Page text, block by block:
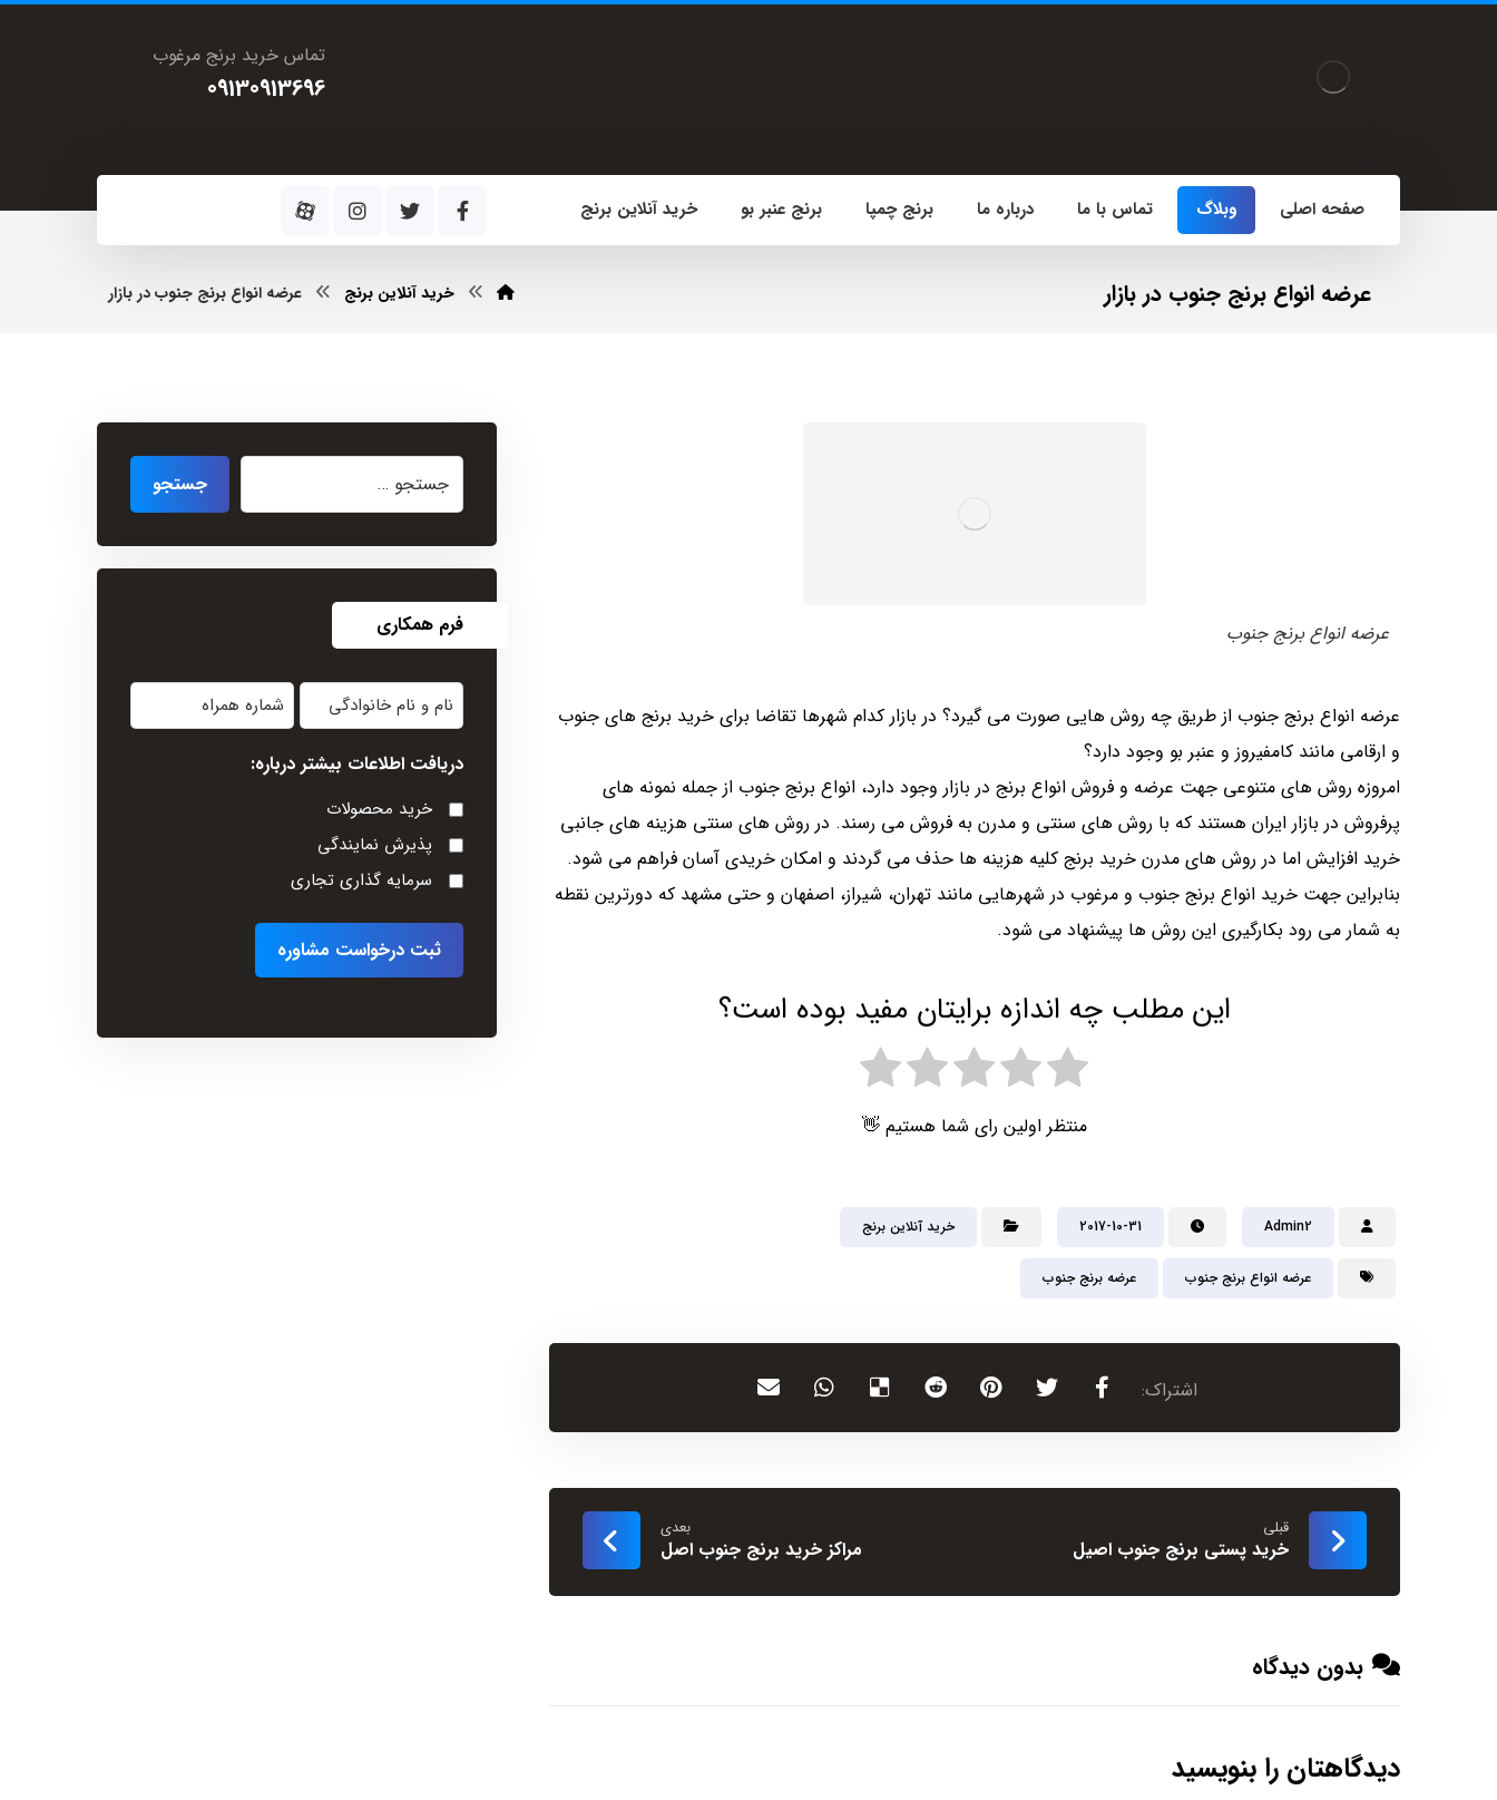
تماس خرید برنج مرغوب
09130913696
صفحه اصلی وبلاگ تماس با ما درباره ما برنج چمپا برنج عنبر بو خرید آنلاین برنج
عرضه انواع برنج جنوب در بازار خرید آنلاین برنج عرضه انواع برنج جنوب در بازار
عرضه انواع برنج جنوب
عرضه انواع برنج جنوب از طریق چه روش هایی صورت می گیرد؟ در بازار کدام شهرها تقاضا برای خرید برنج های جنوب
و ارقامی مانند کامفیروز و عنبر بو وجود دارد؟
امروزه روش های متنوعی جهت عرضه و فروش انواع برنج در بازار وجود دارد، انواع برنج جنوب از جمله نمونه های
پرفروش در بازار ایران هستند که با روش های سنتی و مدرن به فروش می رسند. در روش های سنتی هزینه های جانبی
خرید افزایش اما در روش های مدرن خرید برنج کلیه هزینه ها حذف می گردند و امکان خریدی آسان فراهم می شود.
بنابراین جهت خرید انواع برنج جنوب و مرغوب در شهرهایی مانند تهران، شیراز، اصفهان و حتی مشهد که دورترین نقطه
به شمار می رود بکارگیری این روش ها پیشنهاد می شود.
این مطلب چه اندازه برایتان مفید بوده است؟
منتظر اولین رای شما هستیم 👋
Admin2
2017-10-31 خرید آنلاین برنج
عرضه انواع برنج جنوب عرضه برنج جنوب
قبلی
خرید پستی برنج جنوب اصیل
بعدی
مراکز خرید برنج جنوب اصل
بدون دیدگاه
دیدگاهتان را بنویسید
فرم همکاری
نام
و
نام
خانوادگی
(Required)
شماره
همراه
دریافت اطلاعات بیشتر درباره:
خرید محصولات
پذیرش نمایندگی
سرمایه گذاری تجاری